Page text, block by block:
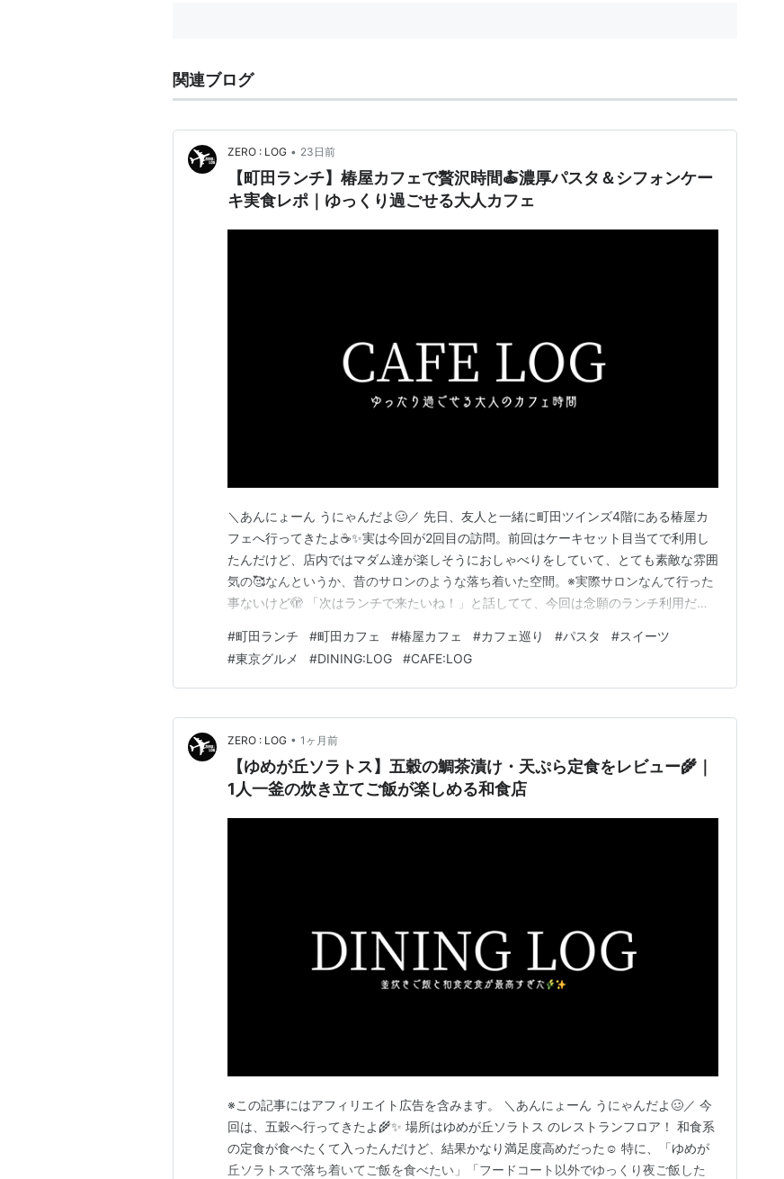
関連ブログ
ZERO : LOG • 23日前
【町田ランチ】椿屋カフェで贅沢時間🍝濃厚パスタ＆シフォンケー
キ実食レポ｜ゆっくり過ごせる大人カフェ
＼あんにょーん うにゃんだよ🥴／ 先日、友人と一緒に町田ツインズ4階にある椿屋カ
フェへ行ってきたよ☕✨実は今回が2回目の訪問。前回はケーキセット目当てで利用し
たんだけど、店内ではマダム達が楽しそうにおしゃべりをしていて、とても素敵な雰囲
気の🥰なんというか、昔のサロンのような落ち着いた空間。※実際サロンなんて行った
事ないけど🫣 「次はランチで来たいね！」と話してて、今回は念願のランチ利用だよ
椿屋カフェ町田ツインズ店の雰囲気が最高だった☕ 前回食べた渋皮モンブランもおす
すめ🌰 町田ツインズへ行ったらコスメカラットも要…
#町田ランチ #町田カフェ #椿屋カフェ #カフェ巡り #パスタ #スイーツ
#東京グルメ #DINING:LOG #CAFE:LOG
ZERO : LOG • 1ヶ月前
【ゆめが丘ソラトス】五穀の鯛茶漬け・天ぷら定食をレビュー🌾｜
1人一釜の炊き立てご飯が楽しめる和食店
※この記事にはアフィリエイト広告を含みます。 ＼あんにょーん うにゃんだよ🥴／ 今
回は、五穀へ行ってきたよ🌾✨ 場所はゆめが丘ソラトス のレストランフロア！ 和食系
の定食が食べたくて入ったんだけど、結果かなり満足度高めだった☺️ 特に、「ゆめが
丘ソラトスで落ち着いてご飯を食べたい」「フードコート以外でゆっくり夜ご飯した